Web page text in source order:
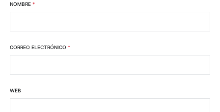
NOMBRE *
CORREO ELECTRÓNICO *
WEB